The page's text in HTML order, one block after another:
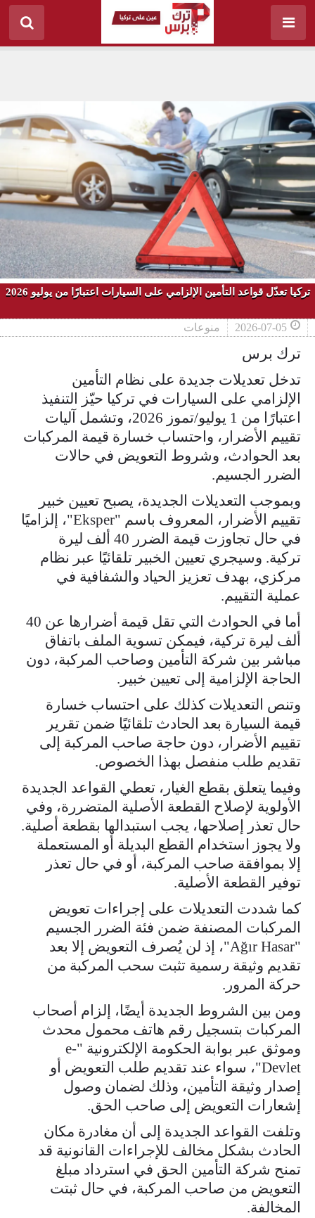
تركيا تعدّل قواعد التأمين الإلزامي على السيارات اعتبارًا من يوليو 2026
2026-07-05 منوعات
ترك برس
تدخل تعديلات جديدة على نظام التأمين
الإلزامي على السيارات في تركيا حيّز التنفيذ
اعتبارًا من 1 يوليو/تموز 2026، وتشمل آليات
تقييم الأضرار، واحتساب خسارة قيمة المركبات
بعد الحوادث، وشروط التعويض في حالات
الضرر الجسيم.
وبموجب التعديلات الجديدة، يصبح تعيين خبير
تقييم الأضرار، المعروف باسم "Eksper"، إلزاميًا
في حال تجاوزت قيمة الضرر 40 ألف ليرة
تركية. وسيجري تعيين الخبير تلقائيًا عبر نظام
مركزي، بهدف تعزيز الحياد والشفافية في
عملية التقييم.
أما في الحوادث التي تقل قيمة أضرارها عن 40
ألف ليرة تركية، فيمكن تسوية الملف باتفاق
مباشر بين شركة التأمين وصاحب المركبة، دون
الحاجة الإلزامية إلى تعيين خبير.
وتنص التعديلات كذلك على احتساب خسارة
قيمة السيارة بعد الحادث تلقائيًا ضمن تقرير
تقييم الأضرار، دون حاجة صاحب المركبة إلى
تقديم طلب منفصل بهذا الخصوص.
وفيما يتعلق بقطع الغيار، تعطي القواعد الجديدة
الأولوية لإصلاح القطعة الأصلية المتضررة، وفي
حال تعذر إصلاحها، يجب استبدالها بقطعة أصلية.
ولا يجوز استخدام القطع البديلة أو المستعملة
إلا بموافقة صاحب المركبة، أو في حال تعذر
توفير القطعة الأصلية.
كما شددت التعديلات على إجراءات تعويض
المركبات المصنفة ضمن فئة الضرر الجسيم
"Ağır Hasar"، إذ لن يُصرف التعويض إلا بعد
تقديم وثيقة رسمية تثبت سحب المركبة من
حركة المرور.
ومن بين الشروط الجديدة أيضًا، إلزام أصحاب
المركبات بتسجيل رقم هاتف محمول محدث
وموثق عبر بوابة الحكومة الإلكترونية "e-
Devlet"، سواء عند تقديم طلب التعويض أو
إصدار وثيقة التأمين، وذلك لضمان وصول
إشعارات التعويض إلى صاحب الحق.
وتلفت القواعد الجديدة إلى أن مغادرة مكان
الحادث بشكل مخالف للإجراءات القانونية قد
تمنح شركة التأمين الحق في استرداد مبلغ
التعويض من صاحب المركبة، في حال ثبتت
المخالفة.